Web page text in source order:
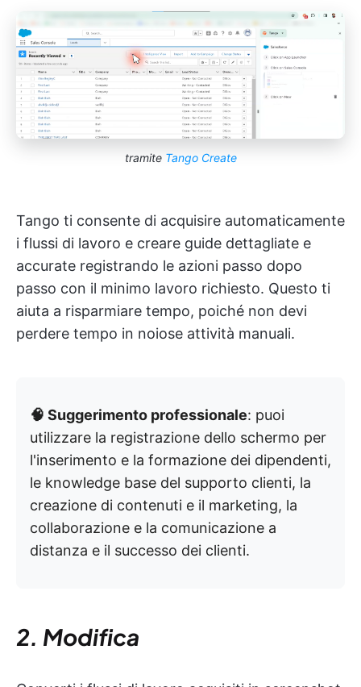
tramite Tango Create
Tango ti consente di acquisire automaticamente
i flussi di lavoro e creare guide dettagliate e
accurate registrando le azioni passo dopo
passo con il minimo lavoro richiesto. Questo ti
aiuta a risparmiare tempo, poiché non devi
perdere tempo in noiose attività manuali.
🧠 Suggerimento professionale: puoi
utilizzare la registrazione dello schermo per
l'inserimento e la formazione dei dipendenti,
le knowledge base del supporto clienti, la
creazione di contenuti e il marketing, la
collaborazione e la comunicazione a
distanza e il successo dei clienti.
2. Modifica